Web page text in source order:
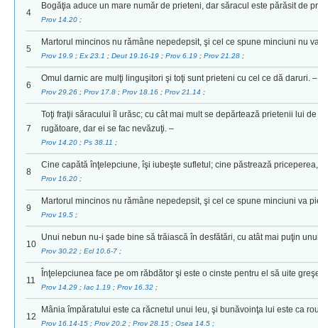
4
Bogăţia aduce un mare număr de prieteni, dar săracul este părăsit de
Prov 14.20 ;
5
Martorul mincinos nu rămâne nepedepsit, şi cel ce spune minciuni nu
Prov 19.9 ; Ex 23.1 ; Deut 19.16-19 ; Prov 6.19 ; Prov 21.28 ;
6
Omul darnic are mulţi linguşitori şi toţi sunt prieteni cu cel ce dă daruri. –
Prov 29.26 ; Prov 17.8 ; Prov 18.16 ; Prov 21.14 ;
7
Toţi fraţii săracului îl urăsc; cu cât mai mult se depărtează prietenii lui
rugătoare, dar ei se fac nevăzuţi. –
Prov 14.20 ; Ps 38.11 ;
8
Cine capătă înţelepciune, îşi iubeşte sufletul; cine păstrează
Prov 16.20 ;
9
Martorul mincinos nu rămâne nepedepsit, şi cel ce spune minciuni va
Prov 19.5 ;
10
Unui nebun nu-i şade bine să trăiască în desfătări, cu atât mai puţin
Prov 30.22 ; Ecl 10.6-7 ;
11
Înţelepciunea face pe om răbdător şi este o cinste pentru el să uite
Prov 14.29 ; Iac 1.19 ; Prov 16.32 ;
12
Mânia împăratului este ca răcnetul unui leu, şi bunăvoinţa lui este ca
Prov 16.14-15 ; Prov 20.2 ; Prov 28.15 ; Osea 14.5 ;